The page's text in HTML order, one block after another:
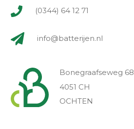
(0344) 64 12 71
info@batterijen.nl
Bonegraafseweg 68
4051 CH
OCHTEN